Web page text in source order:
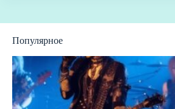
Популярное